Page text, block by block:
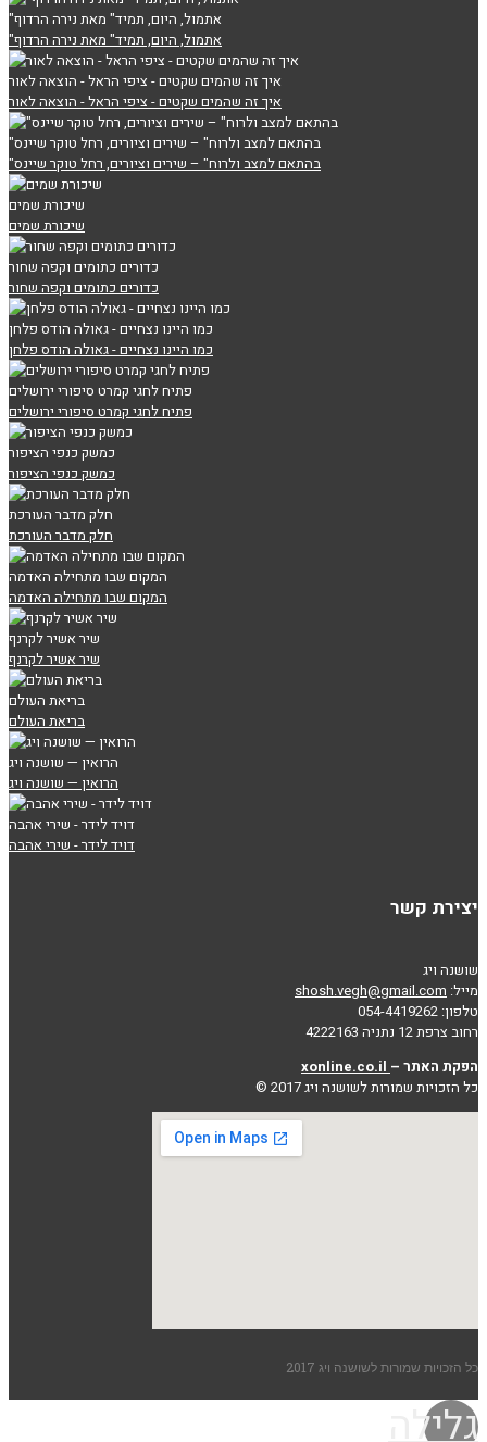
"אתמול, היום, תמיד" מאת נירה הרדוף
"אתמול, היום, תמיד" מאת נירה הרדוף
איך זה שהמים שקטים - ציפי הראל - הוצאה לאור
איך זה שהמים שקטים - ציפי הראל - הוצאה לאור
"בהתאם למצב ולרוח" – שירים וציורים, רחל טוקר שיינס
"בהתאם למצב ולרוח" – שירים וציורים, רחל טוקר שיינס
שיכורת שמים
שיכורת שמים
כדורים כתומים וקפה שחור
כדורים כתומים וקפה שחור
כמו היינו נצחיים - גאולה הודס פלחן
כמו היינו נצחיים - גאולה הודס פלחן
פתיח לחגי קמרט סיפורי ירושלים
פתיח לחגי קמרט סיפורי ירושלים
כמשק כנפי הציפור
כמשק כנפי הציפור
חלק מדבר העורכת
חלק מדבר העורכת
המקום שבו מתחילה האדמה
המקום שבו מתחילה האדמה
שיר אשיר לקרנף
שיר אשיר לקרנף
בריאת העולם
בריאת העולם
הרואין — שושנה ויג
הרואין — שושנה ויג
דויד לידר - שירי אהבה
דויד לידר - שירי אהבה
יצירת קשר
שושנה ויג
מייל: shosh.vegh@gmail.com
טלפון: 054-4419262
רחוב צרפת 12 נתניה 4222163
הפקת האתר –
כל הזכויות שמורות לשושנה ויג 2017 ©
כל הזכויות שמורות לשושנה ויג 2017
גלילה